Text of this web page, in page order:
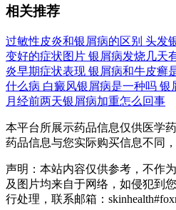
相关推荐
过敏性皮炎和银屑病的区别 头发
变好的症状图片 银屑病发烧几天
炎早期症状表现 银屑病和牛皮癣
什么病 白癜风银屑病是一种吗 银
月经前两天银屑病加重怎么回事
本平台所展示药品信息仅供医学
药品信息与您实际购买信息不同
声明：本站内容仅供参考，不作
及图片均来自于网络，如侵犯到
行处理，联系邮箱：